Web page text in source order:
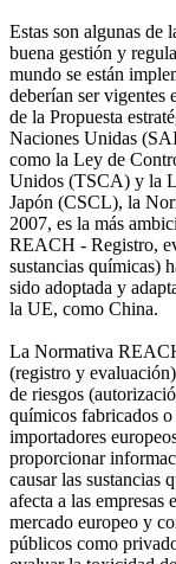
Estas son algunas de
buena gestión y
mundo se están
deberían ser vigentes
de la Propuesta
Naciones Unidas
como la Ley de
Unidos (TSCA) y la
Japón (CSCL), la
2007, es la más
REACH - Registro,
sustancias químicas)
sido adoptada y
la UE, como China.
La Normativa
(registro y
de riesgos
químicos fabricados
importadores
proporcionar
causar las sustancias
afecta a las empresas
mercado europeo y
públicos como